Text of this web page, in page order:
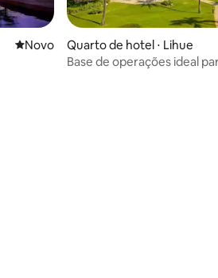
Novo lugar para ficar
Novo
Quarto de hotel ⋅ Lihue
Base de operações ideal